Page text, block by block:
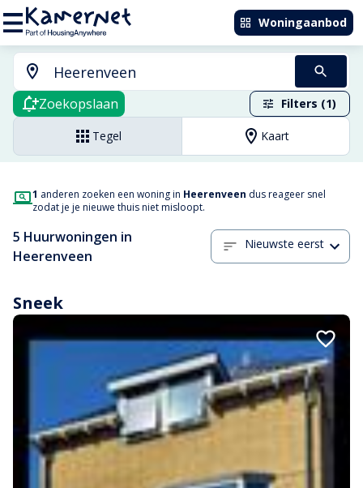
Woningaanbod
Zoekopslaan Filters (1)
Tegel Kaart
1 anderen zoeken een woning in Heerenveen dus reageer snel
zodat je je nieuwe thuis niet misloopt.
5 Huurwoningen in
Heerenveen
Nieuwste eerst
Sneek